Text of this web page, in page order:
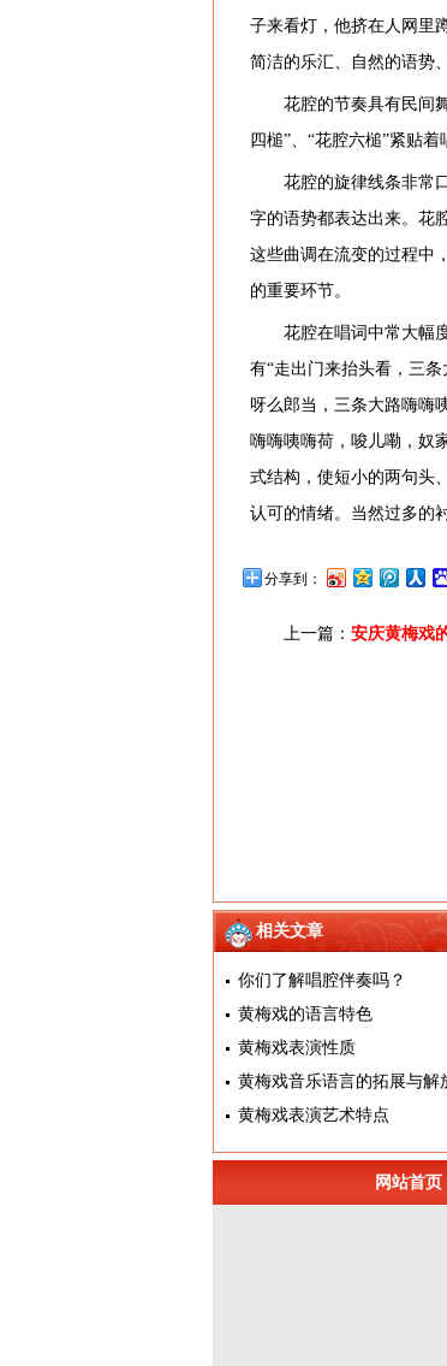
子来看灯，他挤在人网里
简洁的乐汇、自然的语势
花腔的节奏具有民间
四槌”、“花腔六槌”紧贴
花腔的旋律线条非常
字的语势都表达出来。花
这些曲调在流变的过程中
的重要环节。
花腔在唱词中常大幅
有“走出门来抬头看，三
呀么郎当，三条大路嗨嗨
嗨嗨咦嗨荷，唆儿嘞，奴
式结构，使短小的两句头
认可的情绪。当然过多的
分享到：
上一篇： 安庆黄梅戏
相关文章
你们了解唱腔伴奏吗？
黄梅戏的语言特色
黄梅戏表演性质
黄梅戏音乐语言的拓展与解
黄梅戏表演艺术特点
网站首页